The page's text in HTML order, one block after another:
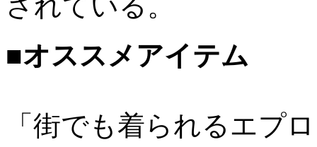
■オススメアイテム
「街でも着られるエプ